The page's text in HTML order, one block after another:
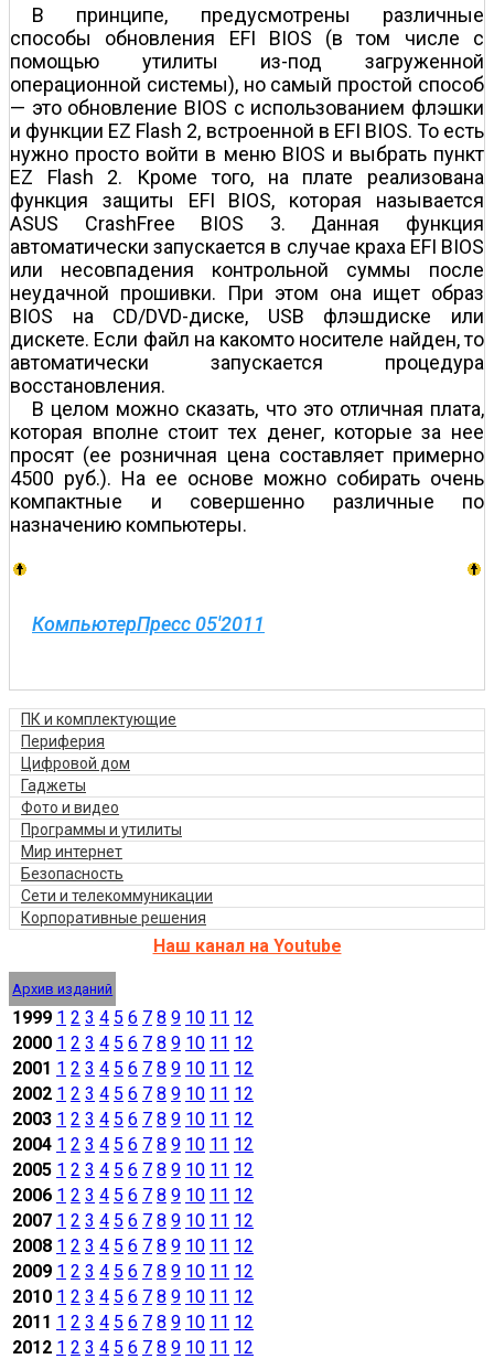
В принципе, предусмотрены различные
способы обновления EFI BIOS (в том числе с
помощью утилиты из-под загруженной
операционной системы), но самый простой способ
— это обновление BIOS с использованием флэшки
и функции EZ Flash 2, встроенной в EFI BIOS. То есть
нужно просто войти в меню BIOS и выбрать пункт
EZ Flash 2. Кроме того, на плате реализована
функция защиты EFI BIOS, которая называется
ASUS CrashFree BIOS 3. Данная функция
автоматически запускается в случае краха EFI BIOS
или несовпадения контрольной суммы после
неудачной прошивки. При этом она ищет образ
BIOS на CD/DVD-диске, USB флэш­диске или
дискете. Если файл на каком­то носителе найден, то
автоматически запускается процедура
восстановления.
В целом можно сказать, что это отличная плата,
которая вполне стоит тех денег, которые за нее
просят (ее розничная цена составляет примерно
4500 руб.). На ее основе можно собирать очень
компактные и совершенно различные по
назначению компьютеры.
КомпьютерПресс 05'2011
ПК и комплектующие
Периферия
Цифровой дом
Гаджеты
Фото и видео
Программы и утилиты
Мир интернет
Безопасность
Сети и телекоммуникации
Корпоративные решения
Наш канал на Youtube
Архив изданий
1999 1 2 3 4 5 6 7 8 9 10 11 12
2000 1 2 3 4 5 6 7 8 9 10 11 12
2001 1 2 3 4 5 6 7 8 9 10 11 12
2002 1 2 3 4 5 6 7 8 9 10 11 12
2003 1 2 3 4 5 6 7 8 9 10 11 12
2004 1 2 3 4 5 6 7 8 9 10 11 12
2005 1 2 3 4 5 6 7 8 9 10 11 12
2006 1 2 3 4 5 6 7 8 9 10 11 12
2007 1 2 3 4 5 6 7 8 9 10 11 12
2008 1 2 3 4 5 6 7 8 9 10 11 12
2009 1 2 3 4 5 6 7 8 9 10 11 12
2010 1 2 3 4 5 6 7 8 9 10 11 12
2011 1 2 3 4 5 6 7 8 9 10 11 12
2012 1 2 3 4 5 6 7 8 9 10 11 12